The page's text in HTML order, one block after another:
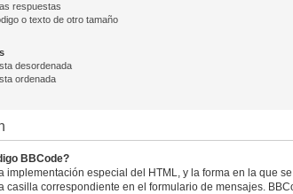
respuestas
o texto de otro tamaño
desordenada
ordenada
BBCode?
implementación especial del HTML, y la forma en la que
casilla correspondiente en el formulario de mensajes.